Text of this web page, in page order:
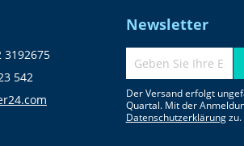
3192675
542
Newsletter
Der Versand erfolgt
Quartal. Mit der
Datenschutzerklärungzu.